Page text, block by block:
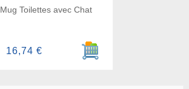
Mug Toilettes avec Chat
Ajouter au panier
16,74 €